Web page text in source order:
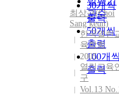
관순
30개씩
출력
50개씩
출력
100개
출력
최상근(Choi
Sang keun)
한국열린
육학회
2005
열린교육
구
Vol.13